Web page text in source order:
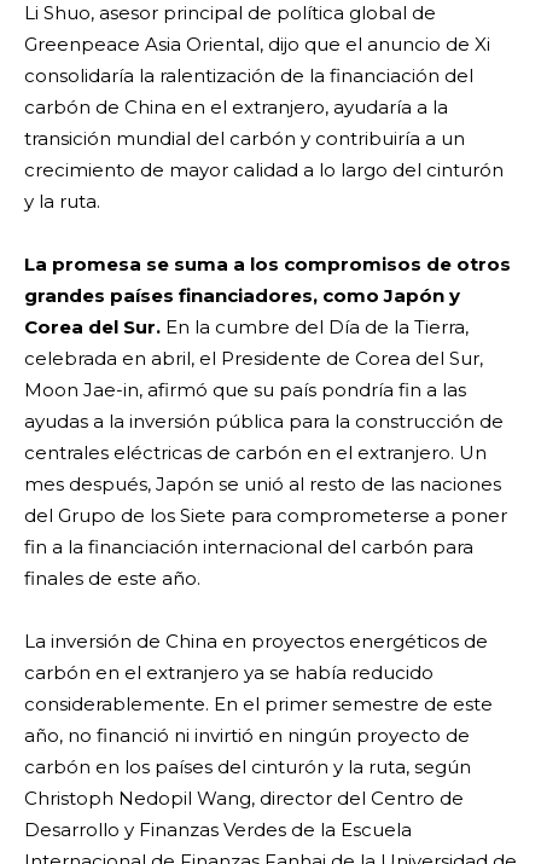
Li Shuo, asesor principal de política global de
Greenpeace Asia Oriental, dijo que el anuncio de Xi
consolidaría la ralentización de la financiación del
carbón de China en el extranjero, ayudaría a la
transición mundial del carbón y contribuiría a un
crecimiento de mayor calidad a lo largo del cinturón
y la ruta.
La promesa se suma a los compromisos de otros
grandes países financiadores, como Japón y
Corea del Sur. En la cumbre del Día de la Tierra,
celebrada en abril, el Presidente de Corea del Sur,
Moon Jae-in, afirmó que su país pondría fin a las
ayudas a la inversión pública para la construcción de
centrales eléctricas de carbón en el extranjero. Un
mes después, Japón se unió al resto de las naciones
del Grupo de los Siete para comprometerse a poner
fin a la financiación internacional del carbón para
finales de este año.
La inversión de China en proyectos energéticos de
carbón en el extranjero ya se había reducido
considerablemente. En el primer semestre de este
año, no financió ni invirtió en ningún proyecto de
carbón en los países del cinturón y la ruta, según
Christoph Nedopil Wang, director del Centro de
Desarrollo y Finanzas Verdes de la Escuela